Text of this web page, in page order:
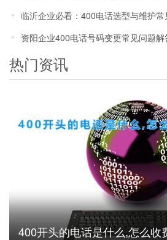
临沂企业必看：400电话选型与维护
资阳企业400电话号码变更常见问题
热门资讯
400开头的电话是什么,怎么收